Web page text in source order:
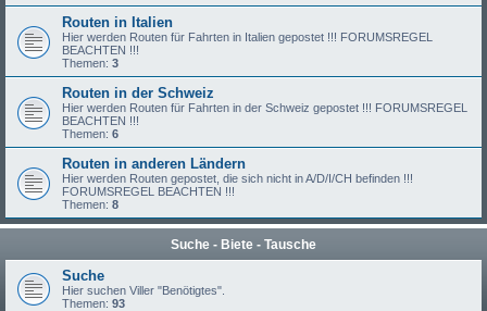
Routen in Italien
Hier werden Routen für Fahrten in Italien gepostet !!! FORUMSREGEL
BEACHTEN !!!
Themen: 3
Routen in der Schweiz
Hier werden Routen für Fahrten in der Schweiz gepostet !!! FORUMSREGEL
BEACHTEN !!!
Themen: 6
Routen in anderen Ländern
Hier werden Routen gepostet, die sich nicht in A/D/I/CH befinden !!!
FORUMSREGEL BEACHTEN !!!
Themen: 8
Suche - Biete - Tausche
Suche
Hier suchen Viller "Benötigtes".
Themen: 93